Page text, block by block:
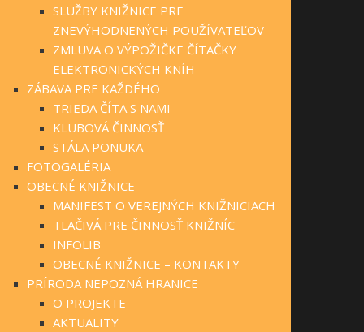
SLUŽBY KNIŽNICE PRE
ZNEVÝHODNENÝCH POUŽÍVATEĽOV
ZMLUVA O VÝPOŽIČKE ČÍTAČKY
ELEKTRONICKÝCH KNÍH
ZÁBAVA PRE KAŽDÉHO
TRIEDA ČÍTA S NAMI
KLUBOVÁ ČINNOSŤ
STÁLA PONUKA
FOTOGALÉRIA
OBECNÉ KNIŽNICE
MANIFEST O VEREJNÝCH KNIŽNICIACH
TLAČIVÁ PRE ČINNOSŤ KNIŽNÍC
INFOLIB
OBECNÉ KNIŽNICE – KONTAKTY
PRÍRODA NEPOZNÁ HRANICE
O PROJEKTE
AKTUALITY